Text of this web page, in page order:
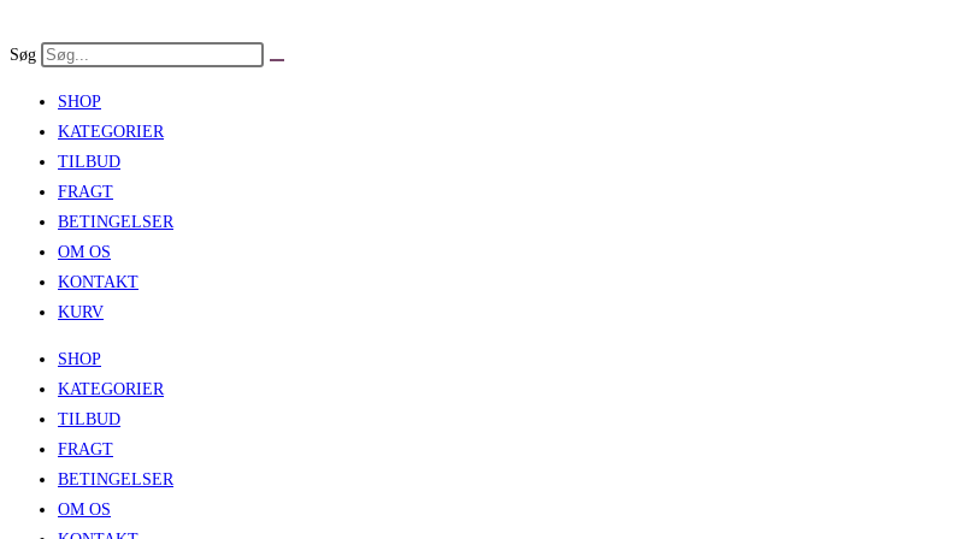
to
Søg
SHOP
KATEGORIER
TILBUD
FRAGT
BETINGELSER
OM OS
KONTAKT
KURV
SHOP
KATEGORIER
TILBUD
FRAGT
BETINGELSER
OM OS